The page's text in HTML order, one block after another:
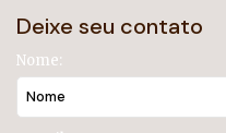
Deixe seu contato
Nome: